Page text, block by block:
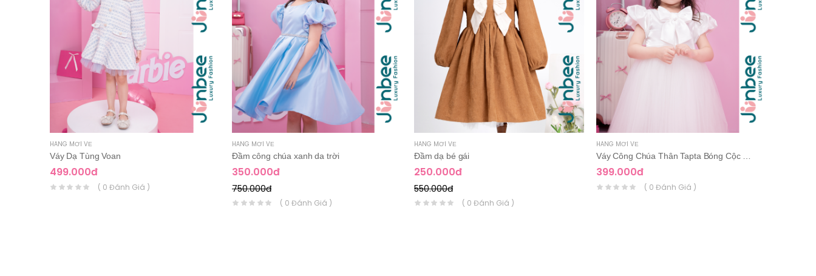
HÀNG MỚI VỀ
Váy Dạ Tùng Voan
499.000đ
( 0 Đánh Giá )
HÀNG MỚI VỀ
Đầm công chúa xanh da trời
350.000đ
750.000đ
( 0 Đánh Giá )
HÀNG MỚI VỀ
Đầm dạ bé gái
250.000đ
550.000đ
( 0 Đánh Giá )
HÀNG MỚI VỀ
399.000đ
( 0 Đánh Giá )